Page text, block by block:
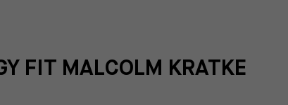
FIT MALCOLM KRATKE